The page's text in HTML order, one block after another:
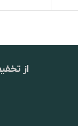
سفید ساده
از